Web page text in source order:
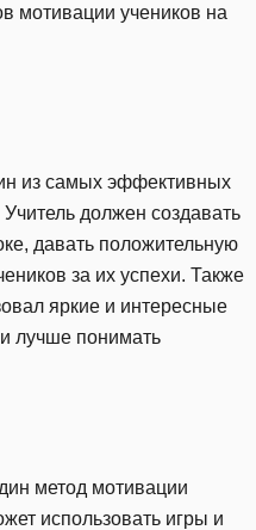
мотивации учеников на
из самых эффективных
должен создавать
давать положительную
за их успехи. Также
яркие и интересные
лучше понимать
метод мотивации
использовать игры и